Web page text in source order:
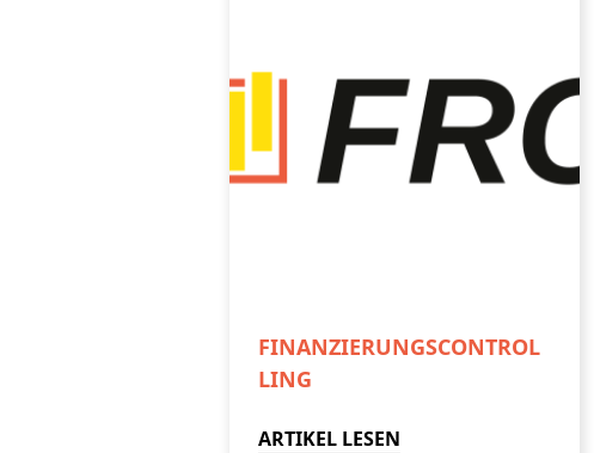
FINANZIERUNGSCONTROL
LING
ARTIKEL LESEN